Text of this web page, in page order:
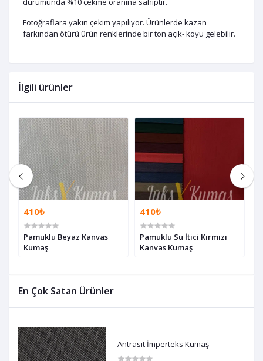
En Çok Satan Ürünler
Antrasit İmperteks Kumaş
Fotoğraflara yakın çekim yapılıyor. Ürünlerde kazan
farkından ötürü ürün renklerinde bir ton açık- koyu gelebilir.
İlgili ürünler
410₺
Pamuklu Beyaz Kanvas
Kumaş
410₺
Pamuklu Su İtici Kırmızı
Kanvas Kumaş